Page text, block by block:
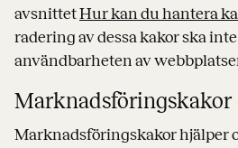
avsnittetHur kan du hantera
radering av dessa kakor ska
användbarheten av
Marknadsföringskakor
Marknadsföringskakor hjälper